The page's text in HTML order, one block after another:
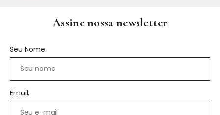
Assine nossa newsletter
Seu Nome:
Email: